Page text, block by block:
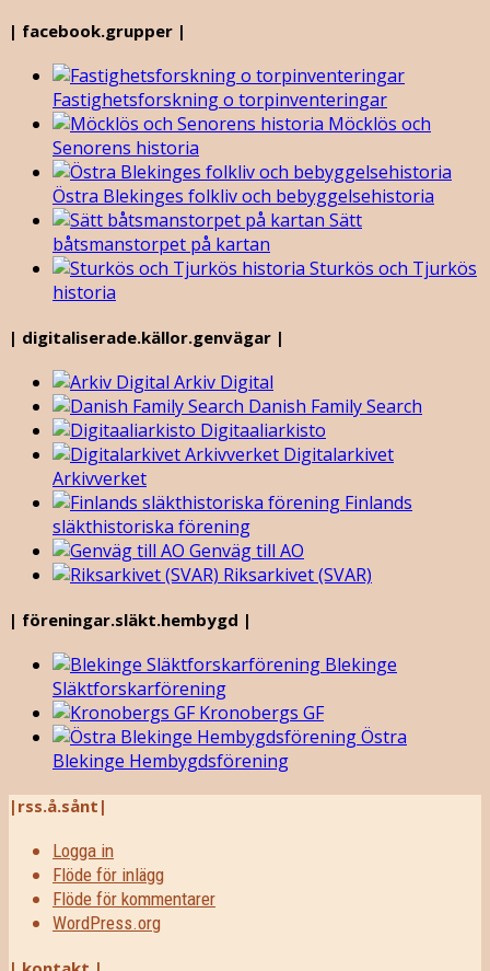
| facebook.grupper |
Fastighetsforskning o torpinventeringar
Möcklös och
Senorens historia
Östra Blekinges folkliv och bebyggelsehistoria
Sätt
båtsmanstorpet på kartan
Sturkös och Tjurkös
historia
| digitaliserade.källor.genvägar |
Arkiv Digital
Danish Family Search
Digitaaliarkisto
Digitalarkivet
Arkivverket
Finlands
släkthistoriska förening
Genväg till AO
Riksarkivet (SVAR)
| föreningar.släkt.hembygd |
Blekinge
Släktforskarförening
Kronobergs GF
Östra
Blekinge Hembygdsförening
|rss.å.sånt|
Logga in
Flöde för inlägg
Flöde för kommentarer
WordPress.org